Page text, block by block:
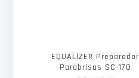
EQUALIZER Preparador
Parabrisas SC-170